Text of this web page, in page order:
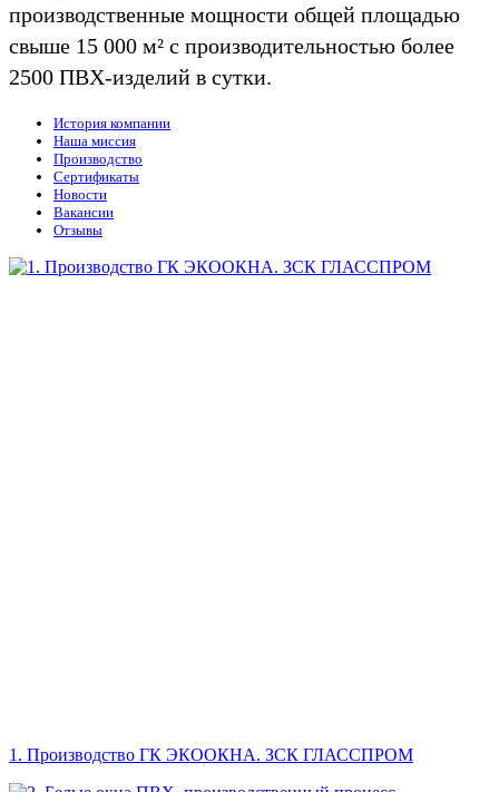
производственные мощности общей площадью
свыше 15 000 м² с производительностью более
2500 ПВХ-изделий в сутки.
История компании
Наша миссия
Производство
Сертификаты
Новости
Вакансии
Отзывы
1. Производство ГК ЭКООКНА. ЗСК ГЛАССПРОМ